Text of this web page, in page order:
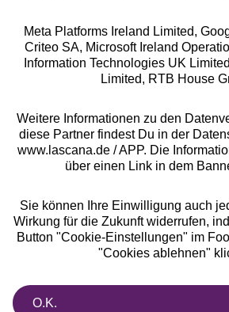
Alle Preise inkl. MwSt., zzgl.
Versandkosten
** Bonität vorausgesetzt, berechtigt zur Bonitätsprüfung
Meta Platforms Ireland Limited,
Criteo SA, Microsoft Ireland
Information Technologies UK
Limited, RTB House
Weitere Informationen zu den
diese Partner findest Du in der
www.lascana.de / APP. Die
über einen Link in dem
Sie können Ihre Einwilligung auch
Wirkung für die Zukunft widerrufen,
Button "Cookie-Einstellungen" im
"Cookies ablehnen"
O.K.